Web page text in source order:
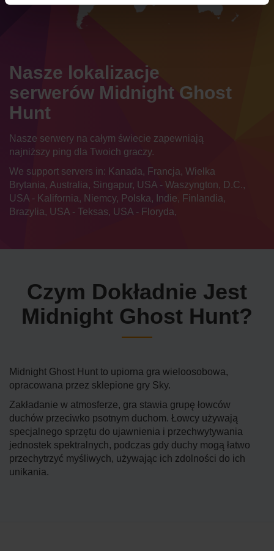
Nasze lokalizacje
serwerów Midnight Ghost
Hunt
Nasze serwery na całym świecie zapewniają
najniższy ping dla Twoich graczy.
We support servers in: Kanada, Francja, Wielka
Brytania, Australia, Singapur, USA - Waszyngton, D.C.,
USA - Kalifornia, Niemcy, Polska, Indie, Finlandia,
Brazylia, USA - Teksas, USA - Floryda,
Czym Dokładnie Jest
Midnight Ghost Hunt?
Midnight Ghost Hunt to upiorna gra wieloosobowa,
opracowana przez sklepione gry Sky.
Zakładanie w atmosferze, gra stawia grupę łowców
duchów przeciwko psotnym duchom. Łowcy używają
specjalnego sprzętu do ujawnienia i przechwytywania
jednostek spektralnych, podczas gdy duchy mogą łatwo
przechytrzyć myśliwych, używając ich zdolności do ich
unikania.